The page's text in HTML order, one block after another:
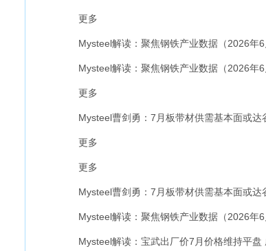
更多
Mysteel解读：聚焦钢铁产业数据（2026年6
Mysteel解读：聚焦钢铁产业数据（2026年6
更多
Mysteel曹剑勇：7月板带材供需基本面或达
更多
更多
Mysteel曹剑勇：7月板带材供需基本面或达
Mysteel解读：聚焦钢铁产业数据（2026年6
Mysteel解读：宝武出厂价7月价格维持平盘